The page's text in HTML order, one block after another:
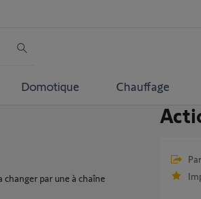
Domotique Chauffage
changer par une à chaîne